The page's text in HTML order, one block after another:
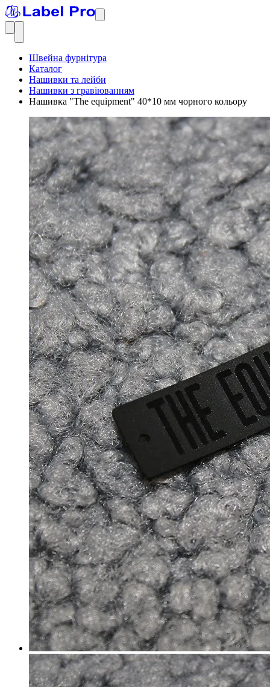
Швейна фурнітура
Каталог
Нашивки та лейби
Нашивки з гравіюванням
Нашивка "The equipment" 40*10 мм чорного кольору